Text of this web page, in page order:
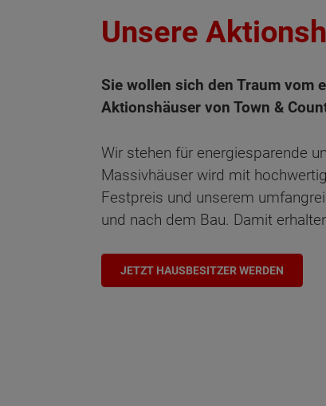
Unsere
Sie wollen sich den Traum vom
Aktionshäuser von Town &
Wir stehen für energiesparende
Massivhäuser wird mit
Festpreis und unserem
und nach dem Bau. Damit
JETZT HAUSBESITZER WERDEN